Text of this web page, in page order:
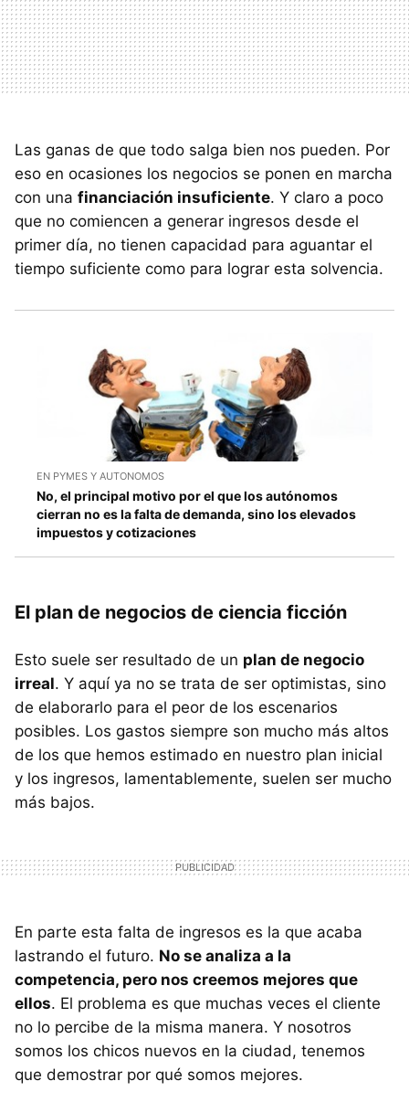
Las ganas de que todo salga bien nos pueden. Por
eso en ocasiones los negocios se ponen en marcha
con una financiación insuficiente. Y claro a poco
que no comiencen a generar ingresos desde el
primer día, no tienen capacidad para aguantar el
tiempo suficiente como para lograr esta solvencia.
EN PYMES Y AUTONOMOS
No, el principal motivo por el que los autónomos
cierran no es la falta de demanda, sino los elevados
impuestos y cotizaciones
El plan de negocios de ciencia ficción
Esto suele ser resultado de un plan de negocio
irreal. Y aquí ya no se trata de ser optimistas, sino
de elaborarlo para el peor de los escenarios
posibles. Los gastos siempre son mucho más altos
de los que hemos estimado en nuestro plan inicial
y los ingresos, lamentablemente, suelen ser mucho
más bajos.
En parte esta falta de ingresos es la que acaba
lastrando el futuro. No se analiza a la
competencia, pero nos creemos mejores que
ellos. El problema es que muchas veces el cliente
no lo percibe de la misma manera. Y nosotros
somos los chicos nuevos en la ciudad, tenemos
que demostrar por qué somos mejores.